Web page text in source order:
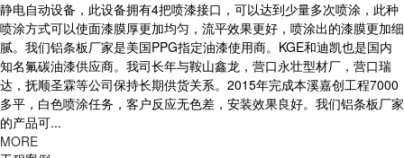
静电自动设备，此设备拥有4把喷漆接口，可以达到少量多次喷涂，此种
喷涂方式可以使面漆膜厚更加均匀，流平效果更好，喷涂出的漆膜更加细
腻。我们铝条板厂家是美国PPG指定油漆使用商。KGE和迪凯也是国内
知名氟碳油漆供应商。我司长年与鞍山鑫龙，营口永壮型材厂，营口瑞
达，抚顺圣霖等公司保持长期供货关系。2015年完成本溪嘉创工程7000
多平，白色喷涂任务，客户反应无色差，安装效果良好。我们铝条板厂家
的产品可...
MORE